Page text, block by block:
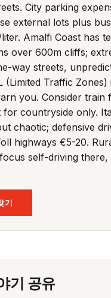
City parking
external lots plus
Amalfi Coast has
over 600m cliffs;
way streets,
(Limited Traffic
you. Consider train
countryside only.
chaotic; defensive
highways €5-20.
self-driving there,
기
기 공유